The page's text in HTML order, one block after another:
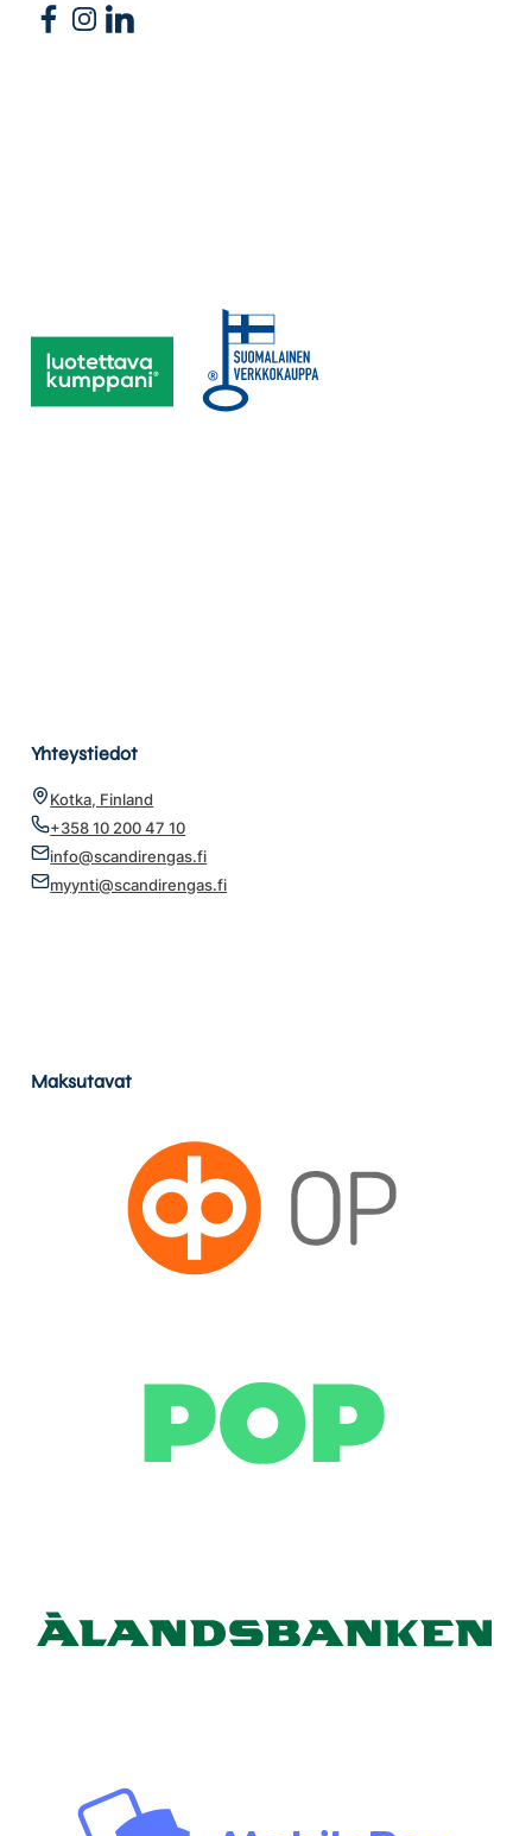
Follow us on Facebook
Follow us on Instagram
Follow us on Linkedin
Yhteystiedot
Kotka, Finland
+358 10 200 47 10
info@scandirengas.fi
myynti@scandirengas.fi
Maksutavat